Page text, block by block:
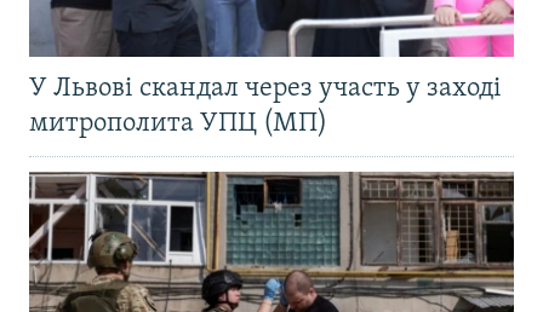
У Львові скандал через участь у заході
митрополита УПЦ (МП)